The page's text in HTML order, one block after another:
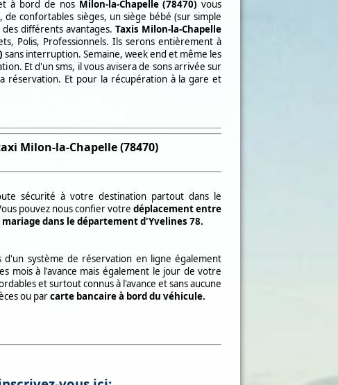
à bord de nos Milon-la-Chapelle (78470)vous
confortables sièges, un siège bébé (sur simple
des différents avantages.Taxis Milon-la-Chapelle
Polis, Professionnels. Ils serons entièrement à
sans interruption. Semaine, week end et même les
Et d'un sms, il vous avisera de sons arrivée sur
réservation. Et pour la récupération à la gare et
Milon-la-Chapelle (78470)
sécurité à votre destination partout dans le
pouvez nous confier votredéplacement entre
dans le département d'Yvelines 78.
d'un système de réservation en ligne également
mois à l'avance mais également le jour de votre
et surtout connus à l'avance et sans aucune
ou parcarte bancaire à bord du véhicule.